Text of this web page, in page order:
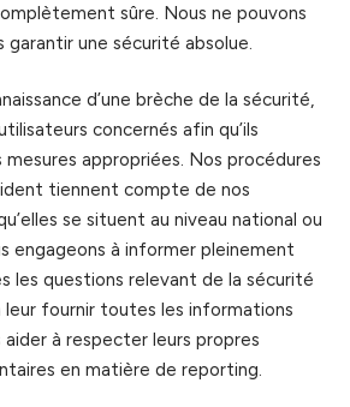
sûre. Nous ne pouvons
garantir une sécurité absolue.
d’une brèche de la sécurité,
concernés afin qu’ils
appropriées. Nos procédures
tiennent compte de nos
se situent au niveau national ou
engageons à informer pleinement
les questions relevant de la sécurité
fournir toutes les informations
aider à respecter leurs propres
en matière de reporting.